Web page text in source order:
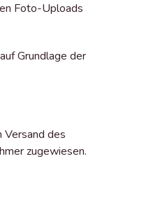
Foto-Uploads
Grundlage der
des
zugewiesen.